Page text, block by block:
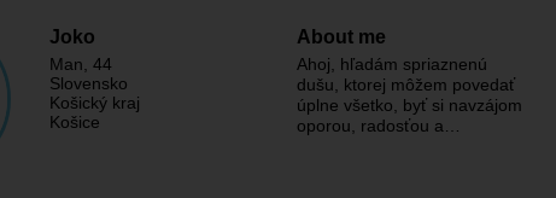
Joko
Man , 44
Slovensko
Košický kraj
Košice
About me
Ahoj, hľadám spriaznenú
dušu, ktorej môžem povedať
úplne všetko, byť si navzájom
oporou, radosťou a…